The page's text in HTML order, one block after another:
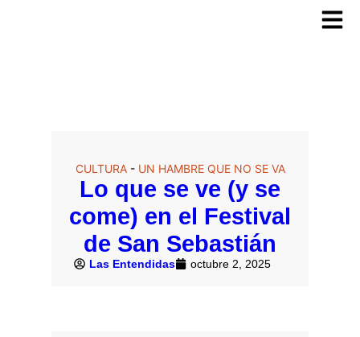
CULTURA- UN HAMBRE QUE NO SE VA
Lo que se ve (y se
come) en el Festival
de San Sebastián
Las Entendidas octubre 2, 2025